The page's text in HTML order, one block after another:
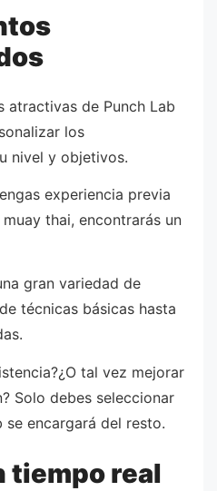
atractivas de Punch Lab
los
nivel y objetivos.
experiencia previa
thai, encontrarás un
gran variedad de
técnicas básicas hasta
tal vez mejorar
Solo debes seleccionar
encargará del resto.
tiempo real